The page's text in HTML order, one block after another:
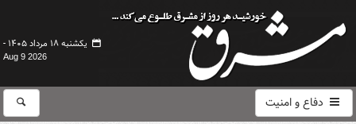
یکشنبه ۱۸ مرداد ۱۴۰۵ -
Aug 9 2026
دفاع و امنیت